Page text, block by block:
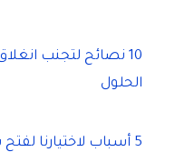
10 نصائح لتجنب
الحلول
5 أسباب لاختيارنا لفتح سيارات بالكويت